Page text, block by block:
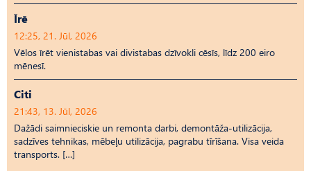
Īrē
12:25, 21. Jūl, 2026
Vēlos īrēt vienistabas vai divistabas dzīvokli cēsīs, līdz 200 eiro
mēnesī.
Citi
21:43, 13. Jūl, 2026
Dažādi saimnieciskie un remonta darbi, demontāža-utilizācija,
sadzīves tehnikas, mēbeļu utilizācija, pagrabu tīrīšana. Visa veida
transports. […]